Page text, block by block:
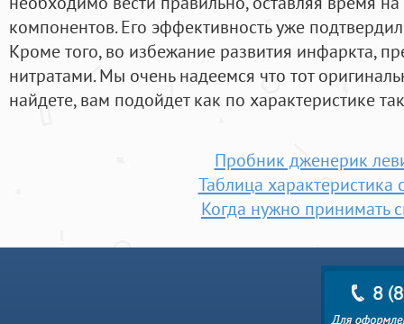
компонентов. Его эффективность уже
Кроме того, во избежание развития инфаркта,
нитратами. Мы очень надеемся что тот
найдете, вам подойдет как по характеристике
Пробник дженерик
Таблица характеристика
Когда нужно принимать